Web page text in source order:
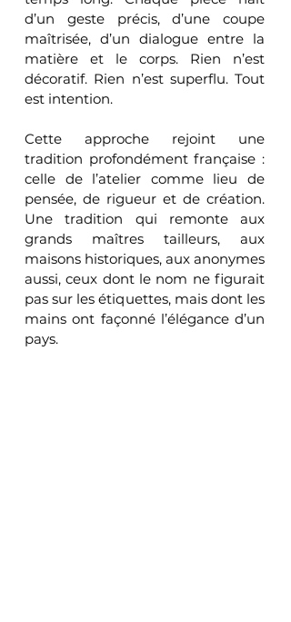
d’un geste précis, d’une coupe
maîtrisée, d’un dialogue entre la
matière et le corps. Rien n’est
décoratif. Rien n’est superflu. Tout
est intention.
Cette approche rejoint une
tradition profondément française :
celle de l’atelier comme lieu de
pensée, de rigueur et de création.
Une tradition qui remonte aux
grands maîtres tailleurs, aux
maisons historiques, aux anonymes
aussi, ceux dont le nom ne figurait
pas sur les étiquettes, mais dont les
mains ont façonné l’élégance d’un
pays.